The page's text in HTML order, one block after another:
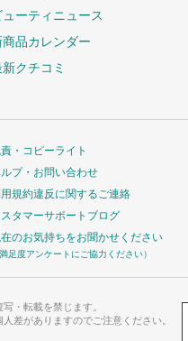
ューティニュース
商品カレンダー
クチコミ
・コピーライト
プ・お問い合わせ
規約違反に関するご連絡
タマーサポートブログ
のお気持ちをお聞かせください
満足度アンケートにご協力ください）
・転載を禁じます。
差がありますのでご注意ください。